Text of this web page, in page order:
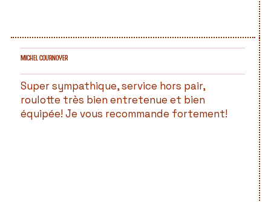
MICHEL COURNOYER
Super sympathique, service hors pair,
roulotte très bien entretenue et bien
équipée! Je vous recommande fortement!